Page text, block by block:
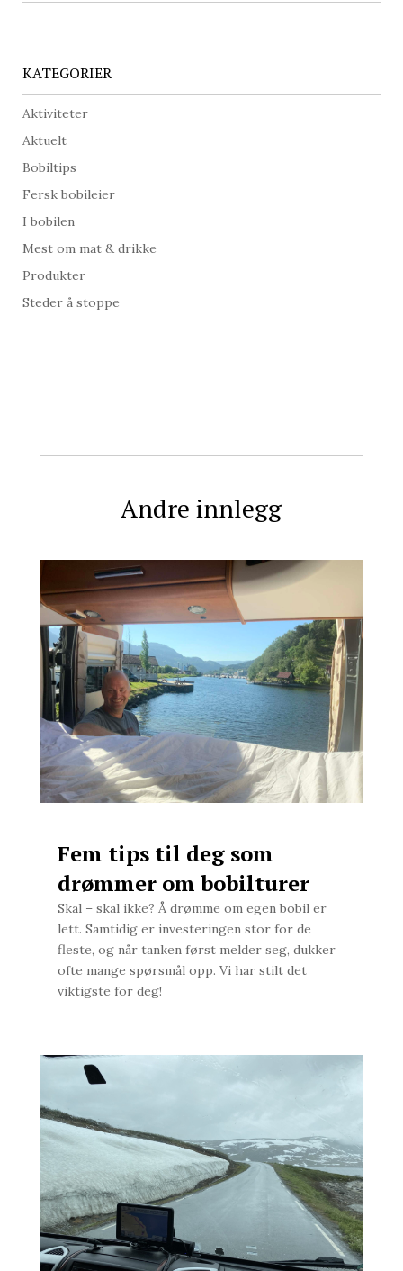
KATEGORIER
Aktiviteter
Aktuelt
Bobiltips
Fersk bobileier
I bobilen
Mest om mat & drikke
Produkter
Steder å stoppe
Andre innlegg
Fem tips til deg som
drømmer om bobilturer
Skal – skal ikke? Å drømme om egen bobil er
lett. Samtidig er investeringen stor for de
fleste, og når tanken først melder seg, dukker
ofte mange spørsmål opp. Vi har stilt det
viktigste for deg!